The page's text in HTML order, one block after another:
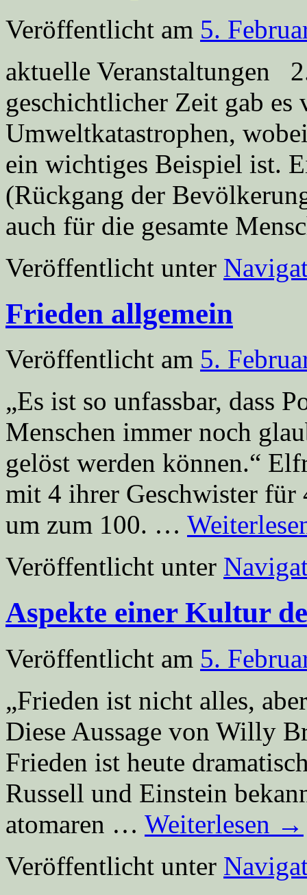
Veröffentlicht am 5.
aktuelle Veranstaltungen
geschichtlicher Zeit gab es
Umweltkatastrophen,
ein wichtiges Beispiel ist.
(Rückgang der
auch für die gesamte
Veröffentlicht unter
Frieden allgemein
Veröffentlicht am 5.
„Es ist so unfassbar, dass
Menschen immer noch
gelöst werden können.“
mit 4 ihrer Geschwister für
um zum 100. …
Veröffentlicht unter
Aspekte einer Kultur
Veröffentlicht am 5.
„Frieden ist nicht alles,
Diese Aussage von Willy
Frieden ist heute
Russell und Einstein
atomaren … Weiterlesen →
Veröffentlicht unter